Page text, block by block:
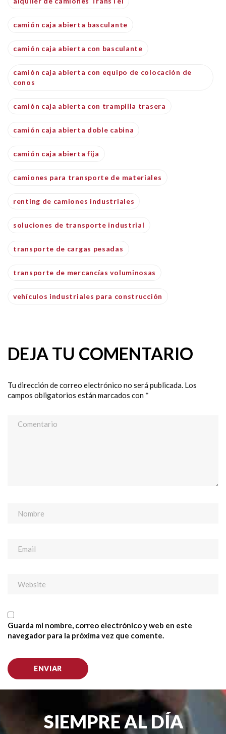
camión caja abierta basculante
camión caja abierta con basculante
camión caja abierta con equipo de colocación de
conos
camión caja abierta con trampilla trasera
camión caja abierta doble cabina
camión caja abierta fija
camiones para transporte de materiales
renting de camiones industriales
soluciones de transporte industrial
transporte de cargas pesadas
transporte de mercancías voluminosas
vehículos industriales para construcción
DEJA TU COMENTARIO
Tu dirección de correo electrónico no será publicada. Los
campos obligatorios están marcados con *
Guarda mi nombre, correo electrónico y web en este
navegador para la próxima vez que comente.
SIEMPRE AL DÍA